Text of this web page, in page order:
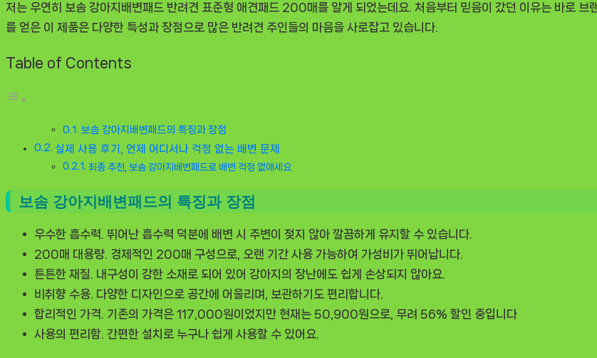
아
지
신
에
게
력
추
천
저는 우연히 보솜 강아지배변패드 반려견 표준형 애견패드 200매 를 알게 되었는데요. 처음부터 믿음이 갔던 이유는 바로 브
를 얻은 이 제품은 다양한 특성과 장점으로 많은 반려견 주인들의 마음을 사로잡고 있습니다.
Table of Contents
보솜 강아지배변패드의 특징과 장점
실제 사용 후기, 언제 어디서나 걱정 없는 배변 문제
최종 추천, 보솜 강아지배변패드로 배변 걱정 없애세요
보솜 강아지배변패드의 특징과 장점
우수한 흡수력. 뛰어난 흡수력 덕분에 배변 시 주변이 젖지 않아 깔끔하게 유지할 수 있습니다.
200매 대용량. 경제적인 200매 구성으로, 오랜 기간 사용 가능하여 가성비가 뛰어납니다.
튼튼한 재질.
내구성이 강한 소재로 되어 있어 강아지의 장난에도 쉽게 손상되지 않아요.
비취향 수용. 다양한 디자인으로 공간에 어울리며, 보관하기도 편리합니다.
합리적인 가격. 기존의 가격은 117,000원이었지만 현재는 50,900원으로, 무려 56% 할인 중입니다
사용의 편리함. 간편한 설치로 누구나 쉽게 사용할 수 있어요.